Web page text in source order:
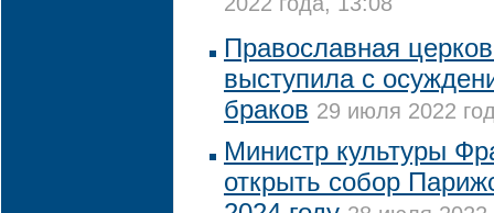
2022 года, 13:08
Православная
выступила с
браков 29 июля 2022
Министр культуры
открыть собор